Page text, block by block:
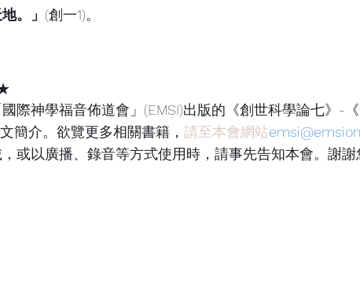
。」 (創一1)。
際神學福音佈道會」(EMSI)出版的《創世科學論七》-
簡介。欲覽更多相關書籍， 請至本會網站
或以廣播、錄音等方式使用時，請事先告知本會。謝謝